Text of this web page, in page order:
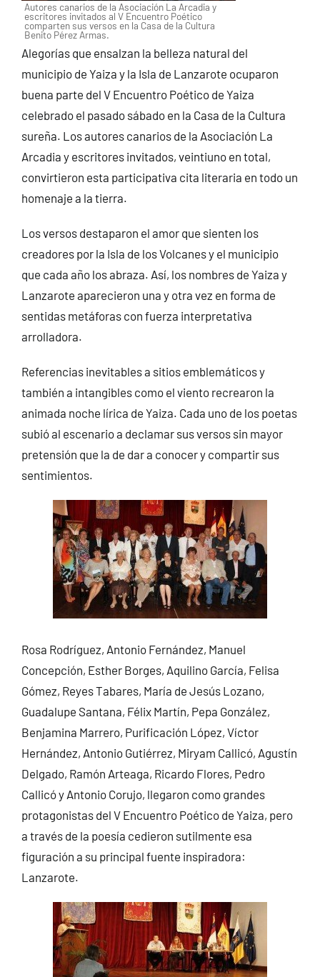
Autores canarios de la Asociación La Arcadia y
escritores invitados al V Encuentro Poético
comparten sus versos en la Casa de la Cultura
Benito Pérez Armas.
Alegorías que ensalzan la belleza natural del
municipio de Yaiza y la Isla de Lanzarote ocuparon
buena parte del V Encuentro Poético de Yaiza
celebrado el pasado sábado en la Casa de la Cultura
sureña. Los autores canarios de la Asociación La
Arcadia y escritores invitados, veintiuno en total,
convirtieron esta participativa cita literaria en todo un
homenaje a la tierra.
Los versos destaparon el amor que sienten los
creadores por la Isla de los Volcanes y el municipio
que cada año los abraza. Así, los nombres de Yaiza y
Lanzarote aparecieron una y otra vez en forma de
sentidas metáforas con fuerza interpretativa
arrolladora.
Referencias inevitables a sitios emblemáticos y
también a intangibles como el viento recrearon la
animada noche lírica de Yaiza. Cada uno de los poetas
subió al escenario a declamar sus versos sin mayor
pretensión que la de dar a conocer y compartir sus
sentimientos.
Rosa Rodríguez, Antonio Fernández, Manuel
Concepción, Esther Borges, Aquilino García, Felisa
Gómez, Reyes Tabares, María de Jesús Lozano,
Guadalupe Santana, Félix Martín, Pepa González,
Benjamina Marrero, Purificación López, Víctor
Hernández, Antonio Gutiérrez, Miryam Callicó, Agustín
Delgado, Ramón Arteaga, Ricardo Flores, Pedro
Callicó y Antonio Corujo, llegaron como grandes
protagonistas del V Encuentro Poético de Yaiza, pero
a través de la poesía cedieron sutilmente esa
figuración a su principal fuente inspiradora:
Lanzarote.